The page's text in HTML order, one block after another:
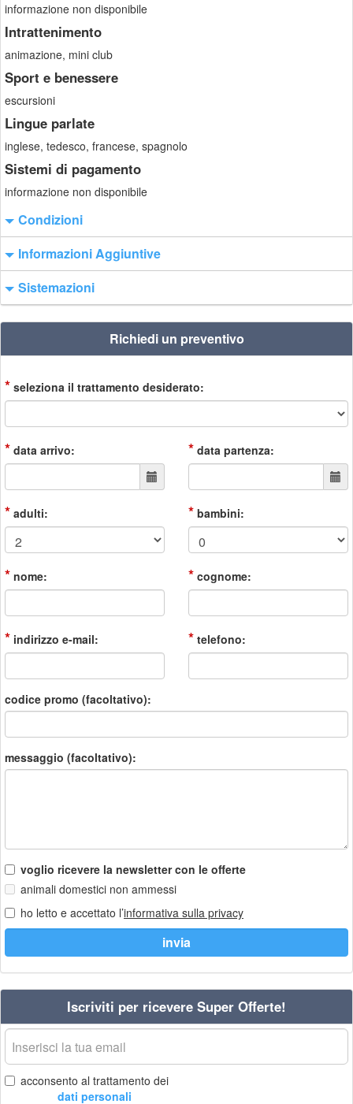
informazione non disponibile
Intrattenimento
animazione, mini club
Sport e benessere
escursioni
Lingue parlate
inglese, tedesco, francese, spagnolo
Sistemi di pagamento
informazione non disponibile
Condizioni
Informazioni Aggiuntive
Sistemazioni
Richiedi un preventivo
* seleziona il trattamento desiderato:
* data arrivo: * data partenza:
* adulti: * bambini:
* nome: * cognome:
* indirizzo e-mail: * telefono:
codice promo (facoltativo):
messaggio (facoltativo):
voglio ricevere la newsletter con le offerte
animali domestici non ammessi
ho letto e accettato l’informativa sulla privacy
Iscriviti per ricevere Super Offerte!
La
tua
email
acconsento al trattamento dei
dati personali